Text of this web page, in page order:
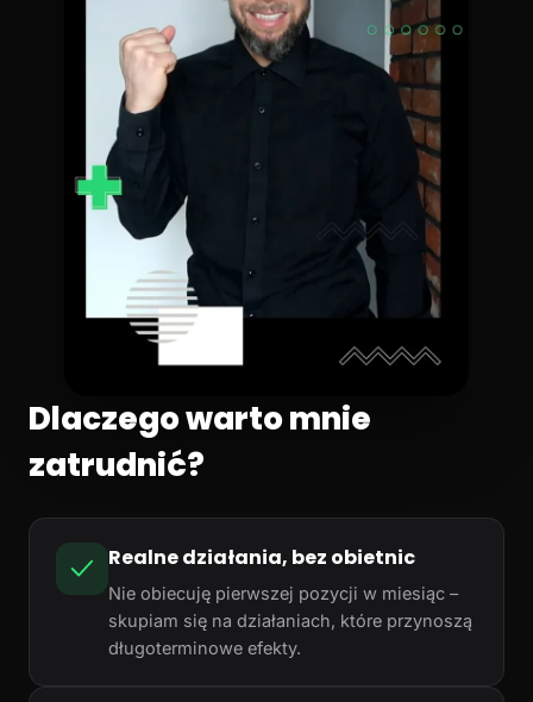
Dlaczego warto mnie
zatrudnić?
Realne działania, bez obietnic
Nie obiecuję pierwszej pozycji w miesiąc –
skupiam się na działaniach, które przynoszą
długoterminowe efekty.